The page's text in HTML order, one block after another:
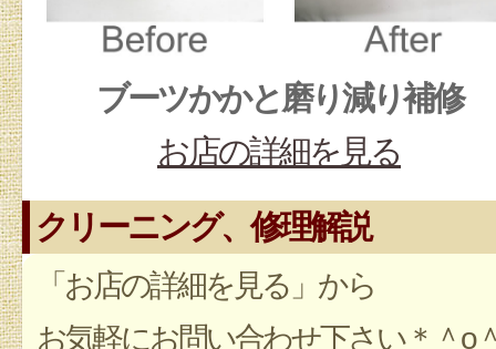
ブーツかかと磨り減り補修
お店の詳細を見る
クリーニング、修理解説
「お店の詳細を見る」から
お気軽にお問い合わせ下さい＊＾o